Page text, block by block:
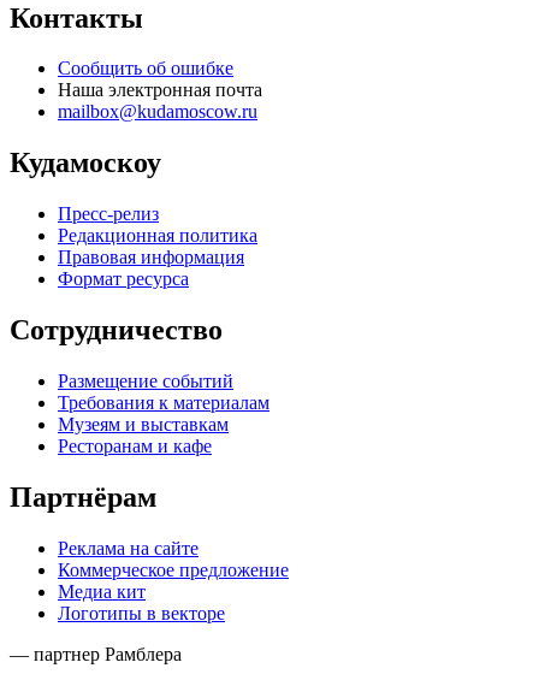
Контакты
Сообщить об ошибке
Наша электронная почта
mailbox@kudamoscow.ru
Кудамоскоу
Пресс-релиз
Редакционная политика
Правовая информация
Формат ресурса
Сотрудничество
Размещение событий
Требования к материалам
Музеям и выставкам
Ресторанам и кафе
Партнёрам
Реклама на сайте
Коммерческое предложение
Медиа кит
Логотипы в векторе
— партнер Рамблера